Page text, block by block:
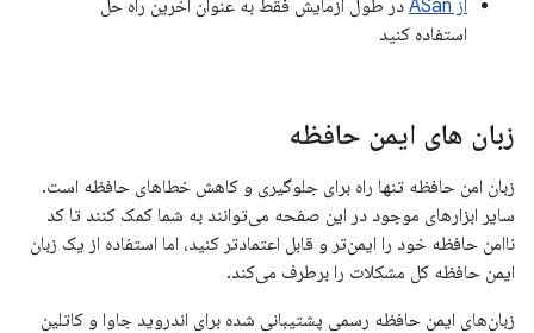
از ASan
در طول آزمایش فقط به عنوان آخرین راه حل
استفاده کنید
زبان های ایمن حافظه
زبان امن حافظه تنها راه برای جلوگیری و کاهش خطاهای حافظه است.
سایر ابزارهای موجود در این صفحه می‌توانند به شما کمک کنند تا کد
ناامن حافظه خود را ایمن‌تر و قابل اعتمادتر کنید، اما استفاده از یک زبان
ایمن حافظه کل مشکلات را برطرف می‌کند.
زبان‌های ایمن حافظه رسمی پشتیبانی شده برای اندروید جاوا و کاتلین